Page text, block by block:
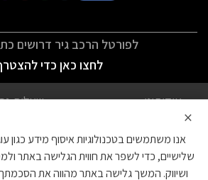
לפורטל הרכב גיר דרושים
לחצו כאן כדי
אודותינו
שאלות
הצהרת נגישות
צור קשר
×
אנו משתמשים בטכנולוגיות איסוף מידע כגון
שלישיים, כדי לשפר את חווית הגלישה באתר
ושיווק. המשך גלישה באתר מהווה את הסכמתך